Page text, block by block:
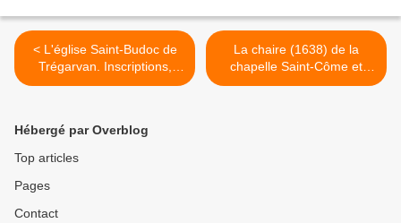
< L'église Saint-Budoc de
Trégarvan. Inscriptions,
sablières, statuaire.
La chaire (1638) de la
chapelle Saint-Côme et
Saint-Damien à Saint-Nic,
Hébergé par Overblog
Top articles
Pages
Contact